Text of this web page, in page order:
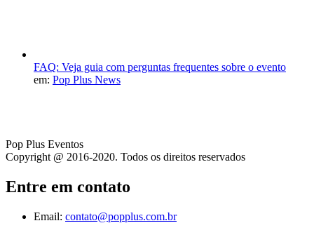
FAQ: Veja guia com perguntas frequentes sobre o evento
em: Pop Plus News
Pop Plus Eventos
Copyright @ 2016-2020. Todos os direitos reservados
Entre em contato
Email: contato@popplus.com.br